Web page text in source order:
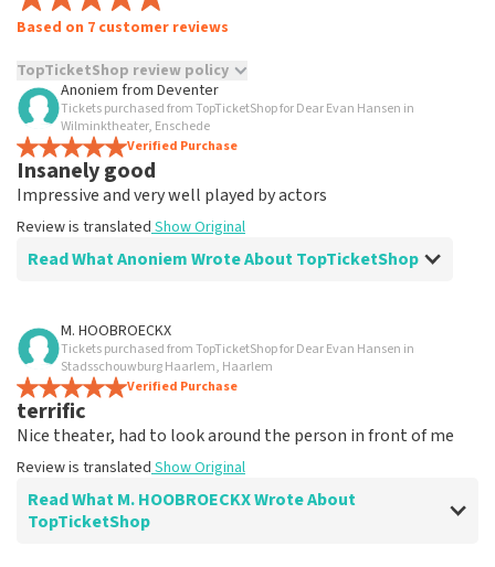
Based on 7 customer reviews
TopTicketShop review policy
TopTicketShop collects reviews from real customers. It is
not possible to leave a review if you have not purchased
tickets from TopTicketShop. Reviews with coarse language
and/or falsehoods will not be posted. It may take a few
weeks for a review to be posted.
Anoniem from Deventer
Tickets purchased from TopTicketShop for Dear Evan Hansen in
Wilminktheater, Enschede
Verified Purchase
Insanely good
Impressive and very well played by actors
Review is translated Show Original
Read What Anoniem Wrote About TopTicketShop
Review of Anoniem about
well
Review is translated Show Original
M. HOOBROECKX
Tickets purchased from TopTicketShop for Dear Evan Hansen in
Stadsschouwburg Haarlem, Haarlem
Verified Purchase
terrific
Nice theater, had to look around the person in front of me
Review is translated Show Original
Read What M. HOOBROECKX Wrote About
TopTicketShop